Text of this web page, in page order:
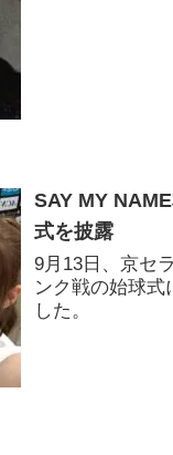
SAY MY
式を披露
9月13日、京セ
ンク戦の始球式
した。